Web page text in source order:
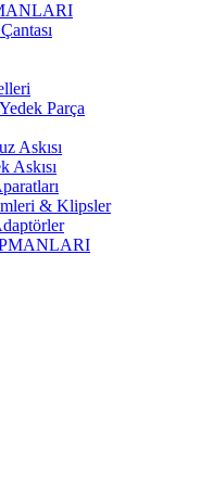
Parça
Askısı
Askısı
& Klipsler